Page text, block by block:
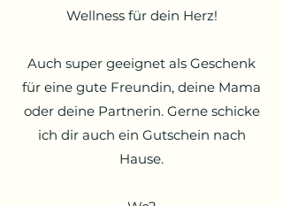
Wellness für dein Herz!
Auch super geeignet als Geschenk
für eine gute Freundin, deine Mama
oder deine Partnerin. Gerne schicke
ich dir auch ein Gutschein nach
Hause.